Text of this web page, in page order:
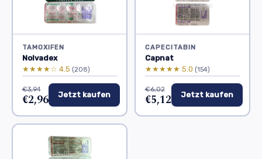
TAMOXIFEN
Nolvadex
★★★★☆ 4.5 (208)
€3,94
€2,96 Jetzt kaufen
CAPECITABIN
Capnat
★★★★★ 5.0 (154)
€6,02
€5,12 Jetzt kaufen